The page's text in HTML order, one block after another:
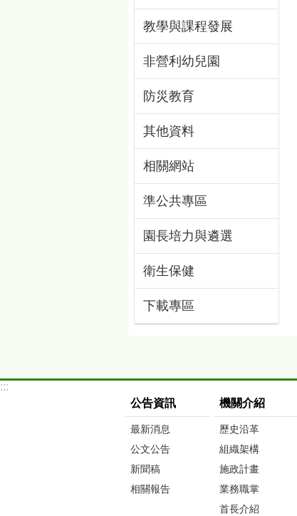
教學與課程發展
非營利幼兒園
防災教育
其他資料
相關網站
準公共專區
園長培力與遴選
衛生保健
下載專區
:::
公告資訊
最新消息
公文公告
新聞稿
相關報告
機關介紹
歷史沿革
組織架構
施政計畫
業務職掌
首長介紹